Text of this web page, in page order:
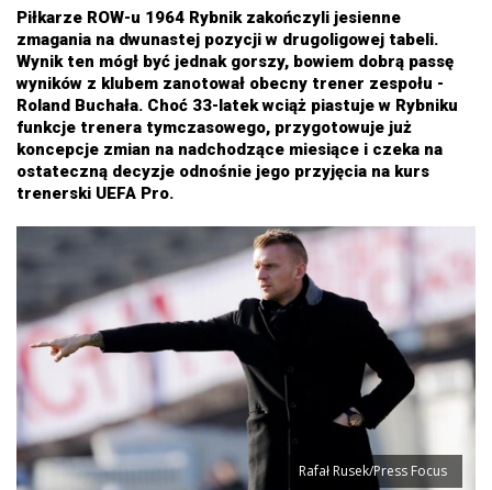
Piłkarze ROW-u 1964 Rybnik zakończyli jesienne
zmagania na dwunastej pozycji w drugoligowej tabeli.
Wynik ten mógł być jednak gorszy, bowiem dobrą passę
wyników z klubem zanotował obecny trener zespołu -
Roland Buchała. Choć 33-latek wciąż piastuje w Rybniku
funkcje trenera tymczasowego, przygotowuje już
koncepcje zmian na nadchodzące miesiące i czeka na
ostateczną decyzje odnośnie jego przyjęcia na kurs
trenerski UEFA Pro.
Rafał Rusek/Press Focus